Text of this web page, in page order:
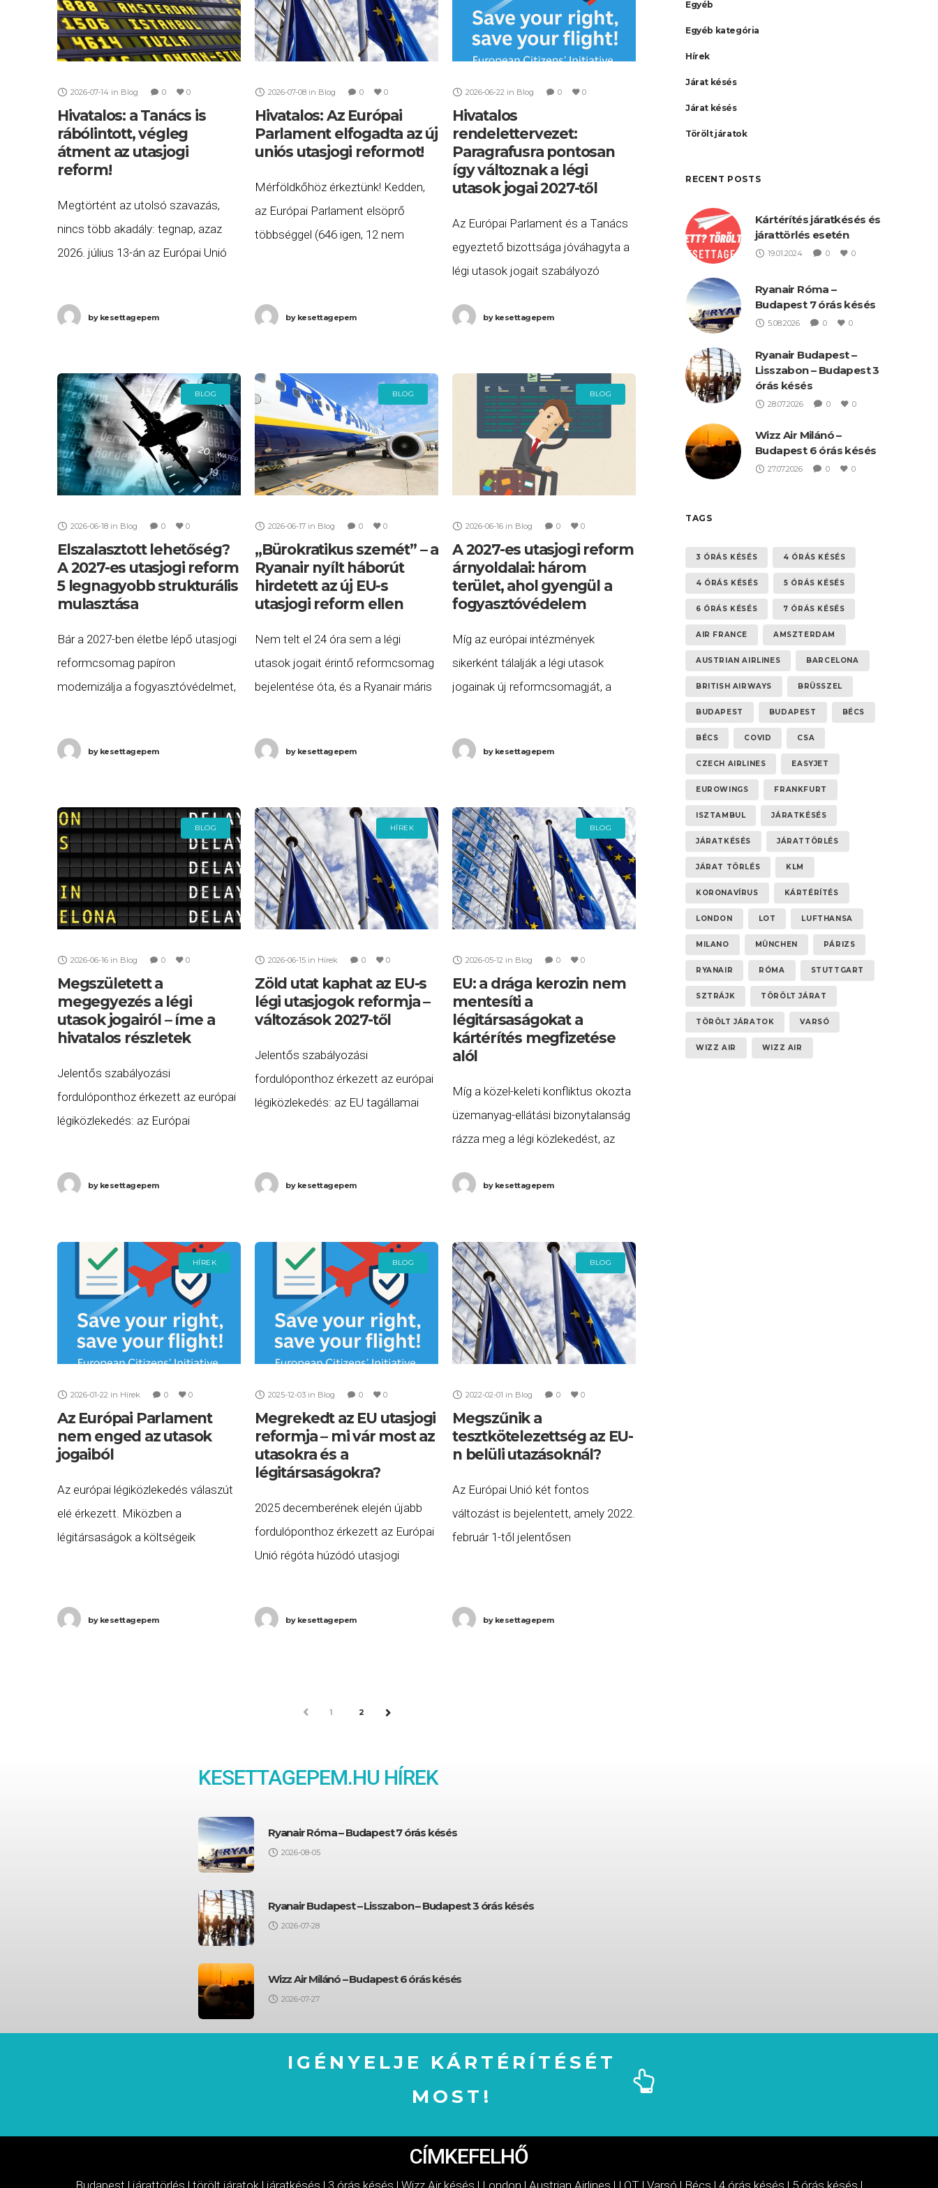
2026-07-14 in Blog 0 0
Hivatalos: a Tanács is
rábólintott, végleg
átment az utasjogi
reform!
Megtörtént az utolsó szavazás,
nincs több akadály: tegnap, azaz
2026. július 13-án az Európai Unió
rendeletnek. Ezzel a döntéssel
bykesettagepem
2026-07-08 in Blog 0 0
Hivatalos: Az Európai
Parlament elfogadta az új
uniós utasjogi reformot!
Mérföldkőhöz érkeztünk! Kedden,
az Európai Parlament elsöprő
többséggel (646 igen, 12 nem
szabályozó uniós rendelet
reformját. Ez a történelmi szavazás
bykesettagepem
2026-06-22 in Blog 0 0
Hivatalos
rendelettervezet:
Paragrafusra pontosan
így változnak a légi
utasok jogai 2027-től
Az Európai Parlament és a Tanács
egyeztető bizottsága jóváhagyta a
légi utasok jogait szabályozó
módosításának végleges
rávilágít, hogy a 2027 második
bykesettagepem
BLOG
2026-06-18 in Blog 0 0
Elszalasztott lehetőség?
A 2027-es utasjogi reform
5 legnagyobb strukturális
mulasztása
Bár a 2027-ben életbe lépő utasjogi
reformcsomag papíron
modernizálja a fogyasztóvédelmet,
gyökerező hibákat, amelyek az
jogérvényesítés igazi gátjai
bykesettagepem
BLOG
2026-06-17 in Blog 0 0
„Bürokratikus szemét” – a
Ryanair nyílt háborút
hirdetett az új EU-s
utasjogi reform ellen
Nem telt el 24 óra sem a légi
utasok jogait érintő reformcsomag
bejelentése óta, és a Ryanair máris
O’Leary, a légitársaság
bykesettagepem
BLOG
2026-06-16 in Blog 0 0
A 2027-es utasjogi reform
árnyoldalai: három
terület, ahol gyengül a
fogyasztóvédelem
Míg az európai intézmények
sikerként tálalják a légi utasok
jogainak új reformcsomagját, a
kompromisszumnak komoly ára
cikkünkben
bykesettagepem
BLOG
2026-06-16 in Blog 0 0
Megszületett a
megegyezés a légi
utasok jogairól – íme a
hivatalos részletek
Jelentős szabályozási
fordulóponthoz érkezett az európai
légiközlekedés: az Európai
megállapodtak a légi utasok jogait
Európai Parlament hivatalos
tájékoztatása szerint
bykesettagepem
HÍREK
2026-06-15 in Hírek 0 0
Zöld utat kaphat az EU-s
légi utasjogok reformja –
változások 2027-től
Jelentős szabályozási
fordulóponthoz érkezett az európai
légiközlekedés: az EU tagállamai
Politico beszámolója szerint
hosszú évekig tartó, összetett
bykesettagepem
BLOG
2026-05-12 in Blog 0 0
EU: a drága kerozin nem
mentesíti a
légitársaságokat a
kártérítés megfizetése
alól
Míg a közel-keleti konfliktus okozta
üzemanyag-ellátási bizonytalanság
rázza meg a légi közlekedést, az
kiadott egy kritikus fontosságú
bykesettagepem
HÍREK
2026-01-22 in Hírek 0 0
Az Európai Parlament
nem enged az utasok
jogaiból
Az európai légiközlekedés válaszút
elé érkezett. Miközben a
légitársaságok a költségeik
legfrissebb döntésével egyértelmű
üzenetet küldött: az utasok
bykesettagepem
BLOG
2025-12-03 in Blog 0 0
Megrekedt az EU utasjogi
reformja – mi vár most az
utasokra és a
légitársaságokra?
2025 decemberének elején újabb
fordulóponthoz érkezett az Európai
Unió régóta húzódó utasjogi
Európai Tanács, mind a közvetlenül
bykesettagepem
BLOG
2022-02-01 in Blog 0 0
Megszűnik a
tesztkötelezettség az EU-
n belüli utazásoknál?
Az Európai Unió két fontos
változást is bejelentett, amely 2022.
február 1-től jelentősen
hivatalos honlapja szerint február
elsejétől lép életbe a módosítás,
bykesettagepem
PREV1 2 NEXT
Egyéb
Egyéb kategória
Hírek
Járat késés
Járat késés
Törölt járatok
RECENT POSTS
Kártérítés járatkésés és
járattörlés esetén
19.01.2024 0 0
Ryanair Róma –
Budapest 7 órás késés
5.08.2026 0 0
Ryanair Budapest –
Lisszabon – Budapest 3
órás késés
28.07.2026 0 0
Wizz Air Milánó –
Budapest 6 órás késés
27.07.2026 0 0
TAGS
3 ÓRÁS KÉSÉS 4 ÓRÁS KÉSÉS
4 ÓRÁS KÉSÉS 5 ÓRÁS KÉSÉS
6 ÓRÁS KÉSÉS 7 ÓRÁS KÉSÉS
AIR FRANCE AMSZTERDAM
AUSTRIAN AIRLINES BARCELONA
BRITISH AIRWAYS BRÜSSZEL
BUDAPEST BUDAPEST BÉCS
BÉCS COVID CSA
CZECH AIRLINES EASYJET
EUROWINGS FRANKFURT
ISZTAMBUL JÁRATKÉSÉS
JÁRATKÉSÉS JÁRATTÖRLÉS
JÁRAT TÖRLÉS KLM
KORONAVÍRUS KÁRTÉRÍTÉS
LONDON LOT LUFTHANSA
MILANO MÜNCHEN PÁRIZS
RYANAIR RÓMA STUTTGART
SZTRÁJK TÖRÖLT JÁRAT
TÖRÖLT JÁRATOK VARSÓ
WIZZ AIR WIZZ AIR
KESETTAGEPEM.HU HÍREK
Ryanair Róma – Budapest 7 órás késés
2026-08-05
Ryanair Budapest – Lisszabon – Budapest 3 órás késés
2026-07-28
Wizz Air Milánó – Budapest 6 órás késés
2026-07-27
IGÉNYELJE KÁRTÉRÍTÉSÉT
MOST!
CÍMKEFELHŐ
Budapest | járattörlés | törölt járatok | járatkésés | 3 órás késés | Wizz Air késés | London | Austrian Airlines | LOT | Varsó | Bécs | 4 órás késés | 5 órás késés |